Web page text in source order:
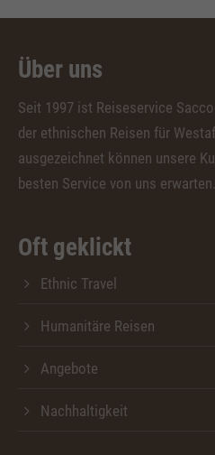
Über uns
Seit 1997 ist Reiseservice
der ethnischen Reisen für
ausgezeichnet können unsere
besten Service von uns erwarten.
Oft geklickt
Ethnic Travel
Humanitäre Reisen
Angebote
Nachhaltigkeit